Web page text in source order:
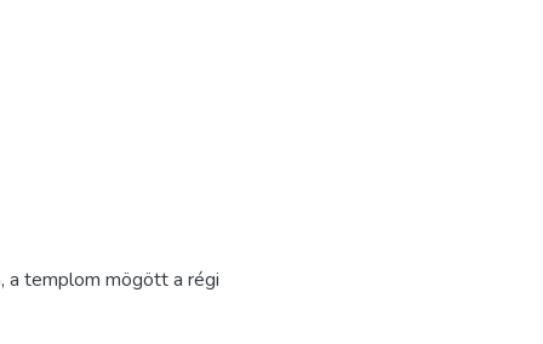
a templom mögött a régi